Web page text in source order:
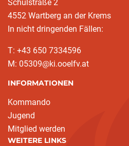
Schulstraße 2
4552 Wartberg an der Krems
In nicht dringenden Fällen:
T: +43 650 7334596
M: 05309@ki.ooelfv.at
INFORMATIONEN
Kommando
Jugend
Mitglied werden
WEITERE LINKS